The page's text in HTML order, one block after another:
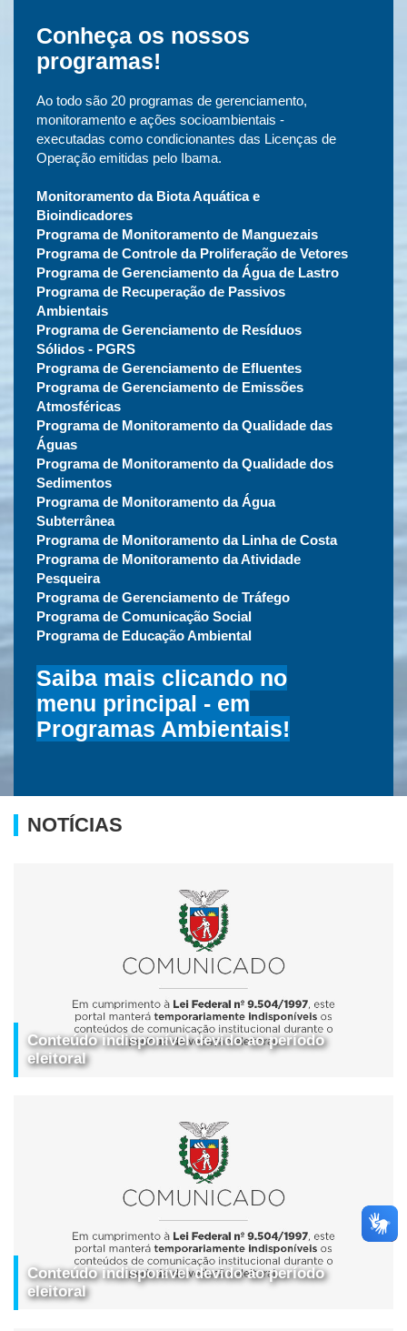
Conheça os nossos
programas!
Ao todo são 20 programas de gerenciamento,
monitoramento e ações socioambientais -
executadas como condicionantes das Licenças de
Operação emitidas pelo Ibama.
Monitoramento da Biota Aquática e
Bioindicadores
Programa de Monitoramento de Manguezais
Programa de Controle da Proliferação de Vetores
Programa de Gerenciamento da Água de Lastro
Programa de Recuperação de Passivos
Ambientais
Programa de Gerenciamento de Resíduos
Sólidos - PGRS
Programa de Gerenciamento de Efluentes
Programa de Gerenciamento de Emissões
Atmosféricas
Programa de Monitoramento da Qualidade das
Águas
Programa de Monitoramento da Qualidade dos
Sedimentos
Programa de Monitoramento da Água
Subterrânea
Programa de Monitoramento da Linha de Costa
Programa de Monitoramento da Atividade
Pesqueira
Programa de Gerenciamento de Tráfego
Programa de Comunicação Social
Programa de Educação Ambiental
Saiba mais clicando no
menu principal - em
Programas Ambientais!
NOTÍCIAS
Conteúdo indisponível devido ao período
eleitoral
Conteúdo indisponível devido ao período
eleitoral